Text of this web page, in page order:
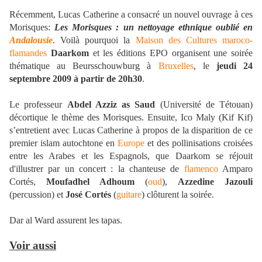
Récemment, Lucas Catherine a consacré un nouvel ouvrage à ces
Morisques: Les Morisques : un nettoyage ethnique oublié en
Andalousie. Voilà pourquoi la Maison des Cultures maroco-
flamandes Daarkomet les éditions EPO organisent une soirée
thématique au Beursschouwburg à Bruxelles, le jeudi 24
septembre 2009 à partir de 20h30.
Le professeur Abdel Azziz as Saud (Université de Tétouan)
décortique le thème des Morisques. Ensuite, Ico Maly (Kif Kif)
s’entretient avec Lucas Catherine à propos de la disparition de ce
premier islam autochtone en Europe et des pollinisations croisées
entre les Arabes et les Espagnols, que Daarkom se réjouit
d'illustrer par un concert : la chanteuse de flamencoAmparo
Cortés, Moufadhel Adhoum (oud), Azzedine Jazouli
(percussion) et José Cortés (guitare) clôturent la soirée.
Dar al Ward assurent les tapas.
Voir aussi